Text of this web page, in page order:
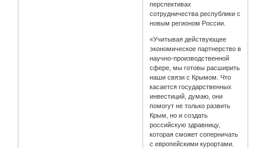
перспективах
сотрудничества республики с
новым регионом России.
«Учитывая действующее
экономическое партнерство в
научно-производственной
сфере, мы готовы расширить
наши связи с Крымом. Что
касается государственных
инвестиций, думаю, они
помогут не только развить
Крым, но и создать
российскую здравницу,
которая сможет соперничать
с европейскими курортами.